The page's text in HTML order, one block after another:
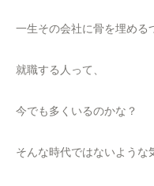
一生その会社に骨を埋める
就職する人って、
今でも多くいるのかな？
そんな時代ではないような